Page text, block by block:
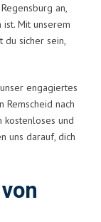
an,
Mit unserem
du sicher sein,
engagiertes
nach
kostenloses und
uns darauf, dich